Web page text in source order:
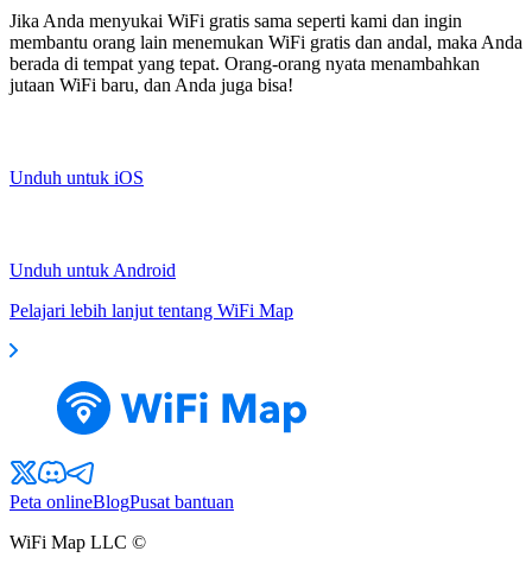
Jika Anda menyukai WiFi gratis sama seperti kami dan ingin
membantu orang lain menemukan WiFi gratis dan andal, maka Anda
berada di tempat yang tepat. Orang-orang nyata menambahkan
jutaan WiFi baru, dan Anda juga bisa!
Unduh untuk iOS
Unduh untuk Android
Pelajari lebih lanjut tentang WiFi Map
Peta onlineBlogPusat bantuan
WiFi Map LLC ©